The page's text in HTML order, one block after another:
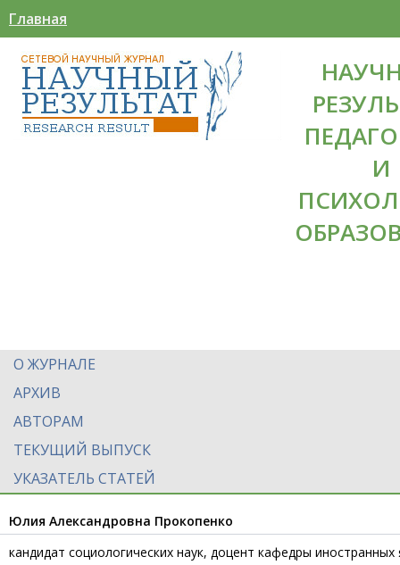
Главная
И
О ЖУРНАЛЕ
АРХИВ
АВТОРАМ
ТЕКУЩИЙ ВЫПУСК
УКАЗАТЕЛЬ СТАТЕЙ
Юлия Александровна Прокопенко
кандидат социологических наук, доцент кафедры иностранных